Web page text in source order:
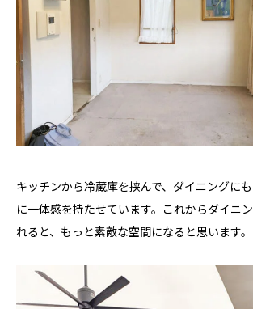
キッチンから冷蔵庫を挟んで、ダイニングに
に一体感を持たせています。これからダイニ
れると、もっと素敵な空間になると思います。